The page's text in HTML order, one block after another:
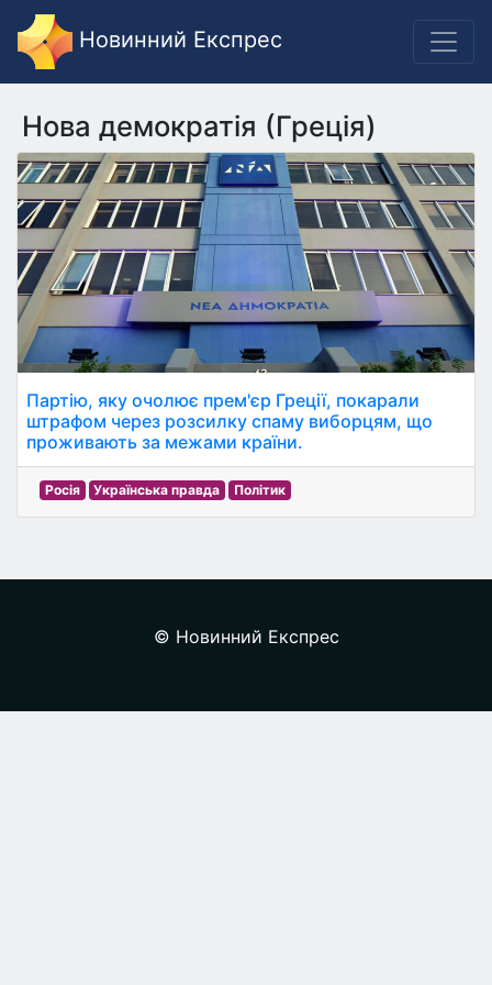
Новинний Експрес
Нова демократія (Греція)
Партію, яку очолює прем'єр Греції, покарали
штрафом через розсилку спаму виборцям, що
проживають за межами країни.
Росія Українська правда Політик
© Новинний Експрес